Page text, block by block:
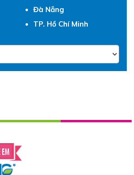
Đà Nẵng
TP. Hồ Chí Minh